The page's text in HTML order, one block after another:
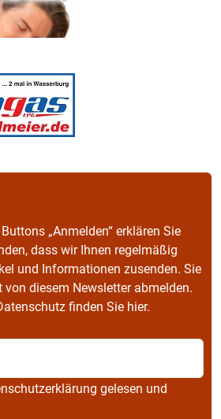
„Anmelden“ erklären Sie
dass wir Ihnen regelmäßig
und Informationen zusenden. Sie
von diesem Newsletter abmelden.
finden Sie hier.
gelesen und